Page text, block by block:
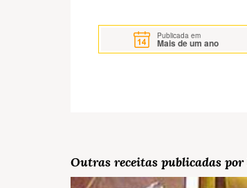
Publicada em
Mais de um ano
Outras receitas publicadas por